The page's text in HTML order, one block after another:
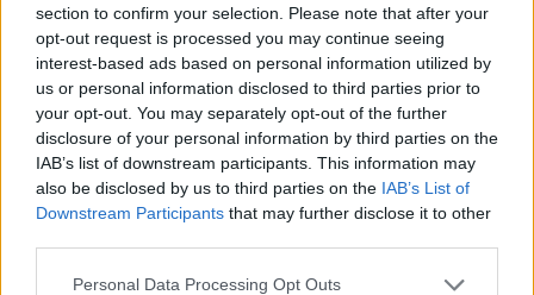
section to confirm your selection. Please note that after your
opt-out request is processed you may continue seeing
interest-based ads based on personal information utilized by
us or personal information disclosed to third parties prior to
your opt-out. You may separately opt-out of the further
disclosure of your personal information by third parties on the
IAB’s list of downstream participants. This information may
also be disclosed by us to third parties on the IAB’s List of
Downstream Participants that may further disclose it to other
Personal Data Processing Opt Outs